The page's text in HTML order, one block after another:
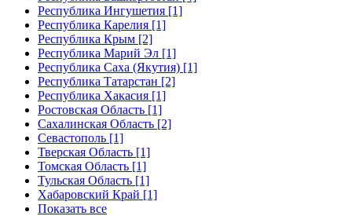
Республика Ингушетия [1]
Республика Карелия [1]
Республика Крым [2]
Республика Марий Эл [1]
Республика Саха (Якутия) [1]
Республика Татарстан [2]
Республика Хакасия [1]
Ростовская Область [1]
Сахалинская Область [2]
Севастополь [1]
Тверская Область [1]
Томская Область [1]
Тульская Область [1]
Хабаровский Край [1]
Показать все